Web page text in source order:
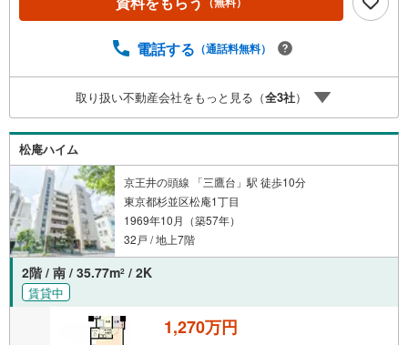
です。新築同様の美しさと最新の快適な設備に囲まれて、
大切なペットとも1匹まで一緒にのびのびと暮らせるペット
小学校や西宮中学校があり、落ち着きと利便性が共存する
非常に魅力的な住環境が広がっています。オートロックや
防犯カメラ、宅配ボックスも完備されセキュリティ面も安
心です。
電話する （通話料無料）
取り扱い不動産会社をもっと見る（全3社）
松庵ハイム
京王井の頭線 「三鷹台」駅 徒歩10分
東京都杉並区松庵1丁目
1969年10月（築57年）
32戸 / 地上7階
2階 / 南 / 35.77m2 / 2K
賃貸中
1,270万円